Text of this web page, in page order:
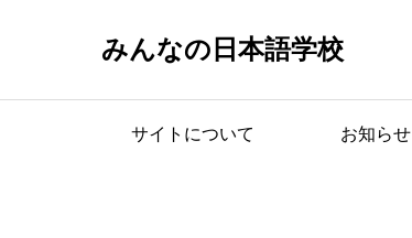
みんなの日本語学校
サイトについて お知らせ